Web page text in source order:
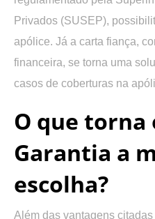
Privados (SUSEP),
apólice. Já a carta fiança,
financeira, se torna uma
casos de coberturas na
O que torna
Garantia a
escolha?
Além das vantagens